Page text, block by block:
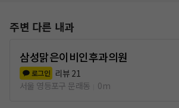
주변 다른 내과
삼성맑은이비인후과의원
로그인 리뷰 21
서울 영등포구 문래동
0m